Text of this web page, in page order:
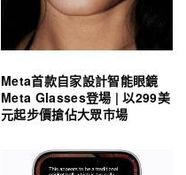
Meta首款自家設計智能眼鏡
Meta Glasses登場 | 以299美
元起步價搶佔大眾市場